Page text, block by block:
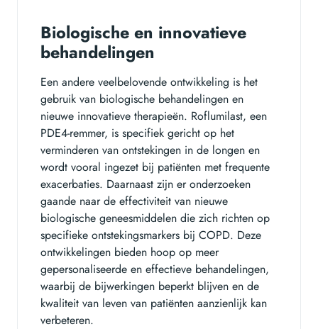
Biologische en innovatieve
behandelingen
Een andere veelbelovende ontwikkeling is het
gebruik van biologische behandelingen en
nieuwe innovatieve therapieën. Roflumilast, een
PDE4-remmer, is specifiek gericht op het
verminderen van ontstekingen in de longen en
wordt vooral ingezet bij patiënten met frequente
exacerbaties. Daarnaast zijn er onderzoeken
gaande naar de effectiviteit van nieuwe
biologische geneesmiddelen die zich richten op
specifieke ontstekingsmarkers bij COPD. Deze
ontwikkelingen bieden hoop op meer
gepersonaliseerde en effectieve behandelingen,
waarbij de bijwerkingen beperkt blijven en de
kwaliteit van leven van patiënten aanzienlijk kan
verbeteren.